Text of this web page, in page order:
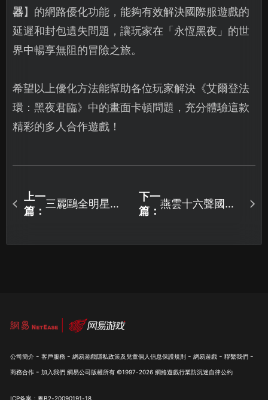
器】的網路優化功能，能夠有效解決國際服遊戲的
延遲和封包遺失問題，讓玩家在「永恆黑夜」的世
界中暢享無阻的冒險之旅。
希望以上優化方法能幫助各位玩家解決《艾爾登法
環：黑夜君臨》中的畫面卡頓問題，充分體驗這款
精彩的多人合作遊戲！
上一
篇：
三麗鷗全明星魔
玩？
下一
篇：
燕雲十六聲國際
公司簡介 - 客戶服務 - 網易遊戲隱私政策及兒童個人信息保護規則 - 網易遊戲 - 聯繫我們 -
商務合作 - 加入我們 網易公司版權所有 ©1997-2026 網絡遊戲行業防沉迷自律公約
ICP备案：粤B2-20090191-18